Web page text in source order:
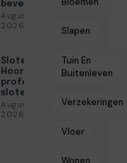
beveiliging
Augustus 3,
2026
Slotenmaker
Hoorn voor
professionele
slotenservice
Augustus 3,
2026
Slapen
Tuin En
Buitenleven
Verzekeringen
Vloer